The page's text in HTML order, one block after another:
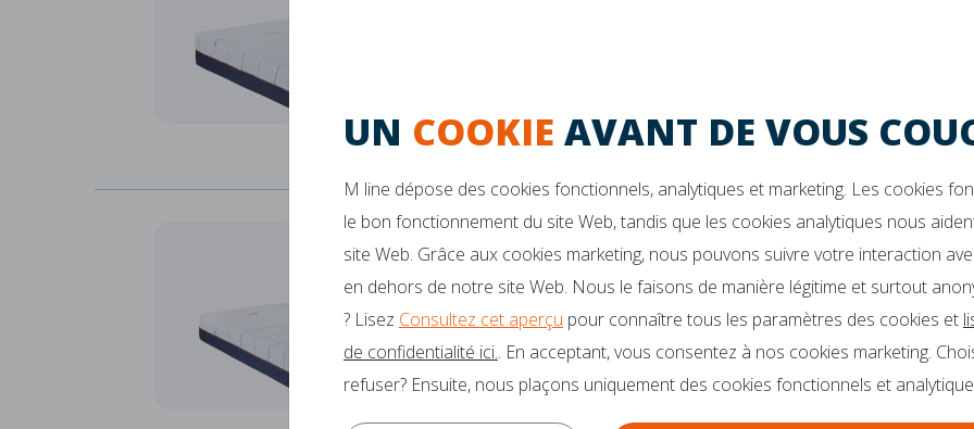
UN COOKIE AVANT DE VOUS
M line dépose des cookies fonctionnels, analytiques et marketing. Les cookies
le bon fonctionnement du site Web, tandis que les cookies analytiques nous
site Web. Grâce aux cookies marketing, nous pouvons suivre votre interaction
en dehors de notre site Web. Nous le faisons de manière légitime et surtout
? Lisez Consultez cet aperçu pour connaître tous les paramètres des cookies et
de confidentialité ici.. En acceptant, vous consentez à nos cookies marketing.
refuser? Ensuite, nous plaçons uniquement des cookies fonctionnels et
COOL TWIN COVER
Minimisez les coutures entre deux matelas
À partir de
€448,- VOIR LE PRODUIT